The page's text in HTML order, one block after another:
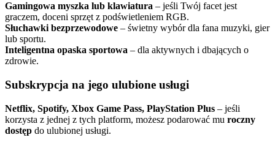
Gamingowa myszka lub klawiatura – jeśli Twój facet jest
graczem, doceni sprzęt z podświetleniem RGB.
Słuchawki bezprzewodowe – świetny wybór dla fana muzyki, gier
lub sportu.
Inteligentna opaska sportowa – dla aktywnych i dbających o
zdrowie.
Subskrypcja na jego ulubione usługi
Netflix, Spotify, Xbox Game Pass, PlayStation Plus – jeśli
korzysta z jednej z tych platform, możesz podarować mu roczny
dostęp do ulubionej usługi.